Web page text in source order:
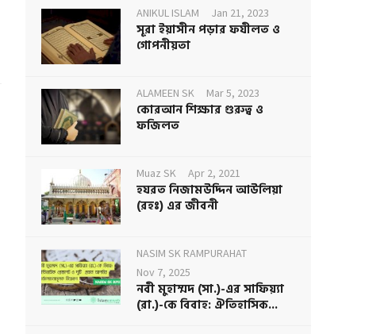
ANIKUL ISLAM Jan 21, 2023
সূরা ইয়াসীন পড়ার ফযীলত ও
গোপনীয়তা
ALAMEEN SK Mar 5, 2023
কোরআন শিক্ষার গুরুত্ব ও
ফজিলত
Muaz SK Apr 2, 2021
হযরত নিজামউদ্দিন আউলিয়া
(রহঃ) এর জীবনী
NASIM SK RAMPURAHAT
Nov 7, 2025
নবী মুহাম্মদ (সা.)-এর সাফিয়্যা
(রা.)-কে বিবাহ: ঐতিহাসিক...